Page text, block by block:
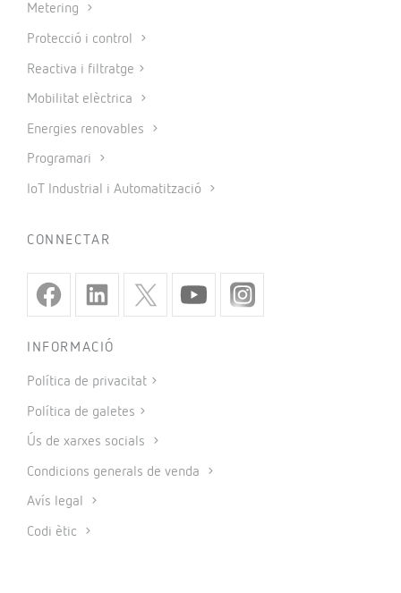
Metering
Protecció i control
Reactiva i filtratge
Mobilitat elèctrica
Energies renovables
Programari
IoT Industrial i Automatització
CONNECTAR
INFORMACIÓ
Política de privacitat
Política de galetes
Ús de xarxes socials
Condicions generals de venda
Avís legal
Codi ètic